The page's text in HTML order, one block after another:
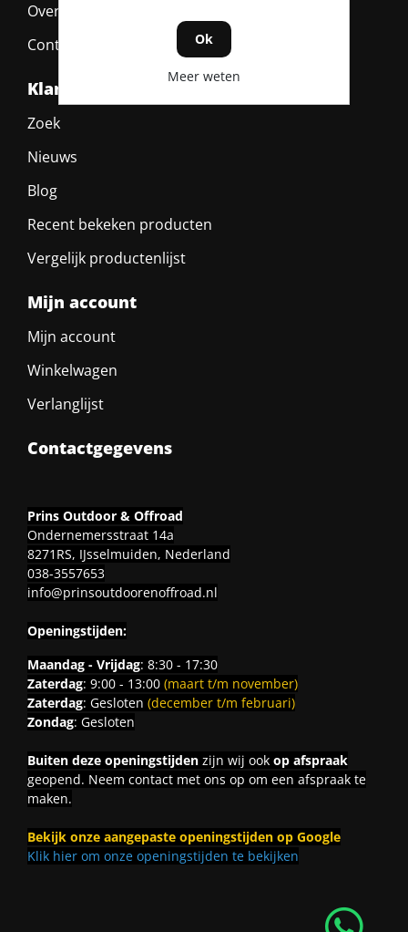
Over ons
Contact
Klantenservice
Zoek
Nieuws
Blog
Recent bekeken producten
Vergelijk productenlijst
Mijn account
Mijn account
Winkelwagen
Verlanglijst
Contactgegevens
Prins Outdoor & Offroad
Ondernemersstraat 14a
8271RS, IJsselmuiden, Nederland
038-3557653
info@prinsoutdoorenoffroad.nl
Openingstijden:
Maandag - Vrijdag: 8:30 - 17:30
Zaterdag: 9:00 - 13:00 (maart t/m november)
Zaterdag: Gesloten (december t/m februari)
Zondag: Gesloten
Buiten deze openingstijdenzijn wij ook op afspraak
geopend. Neem contact met ons op om een afspraak te
maken.
Bekijk onze aangepaste openingstijden op Google
Klik hier om onze openingstijden te bekijken
Ok
Meer weten